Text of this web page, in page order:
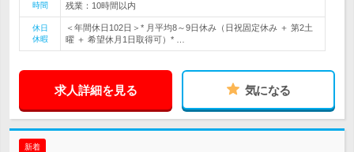
時間
残業：10時間以内
休日
休暇
＜年間休日102日＞* 月平均8～9日休み（日祝固定休み ＋ 第2土
曜 ＋ 希望休月1日取得可）* …
求人詳細を見る 気になる
新着